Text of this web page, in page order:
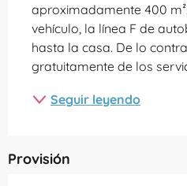
aproximadamente 400
vehículo, la línea F de
hasta la casa. De lo
gratuitamente de los
Seguir leyendo
Provisión